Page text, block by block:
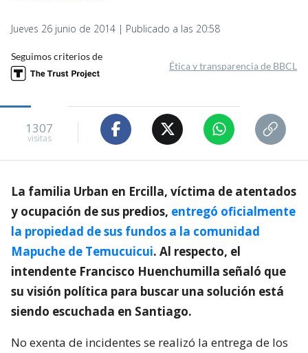
Jueves 26 junio de 2014 | Publicado a las 20:58
Seguimos criterios de
Ética y transparencia de BBCL
1307
visitas
La familia Urban en Ercilla, víctima de atentados
y ocupación de sus predios, entregó oficialmente
la propiedad de sus fundos a la comunidad
Mapuche de Temucuicui. Al respecto, el
intendente Francisco Huenchumilla señaló que
su visión política para buscar una solución está
siendo escuchada en Santiago.
No exenta de incidentes se realizó la entrega de los